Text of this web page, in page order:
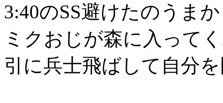
3:40のSS避けたのうま
ミクおじが森に入って
引に兵士飛ばして自分